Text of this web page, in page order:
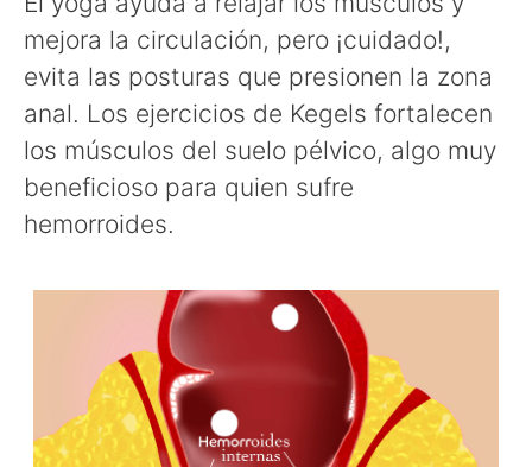
mejora la circulación, pero ¡cuidado!,
evita las posturas que presionen la zona
anal. Los ejercicios de Kegels fortalecen
los músculos del suelo pélvico, algo muy
beneficioso para quien sufre
hemorroides.